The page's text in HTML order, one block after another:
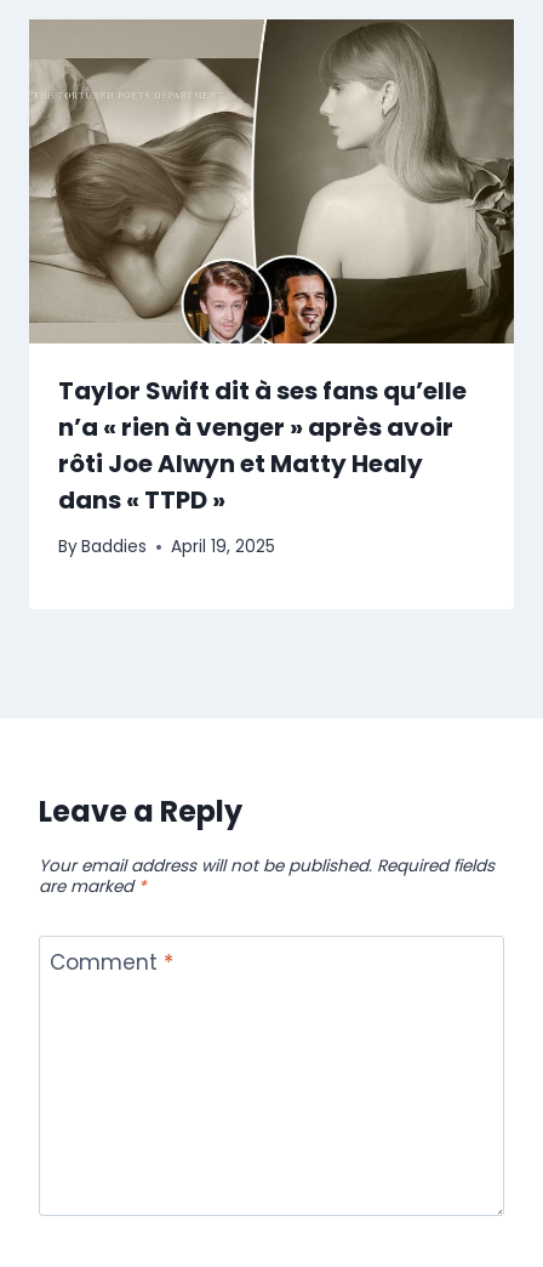
Taylor Swift dit à ses fans qu’elle
n’a « rien à venger » après avoir
rôti Joe Alwyn et Matty Healy
dans « TTPD »
ByBaddies April 19, 2025
Leave a Reply
Your email address will not be published. Required fields
are marked *
Comment *